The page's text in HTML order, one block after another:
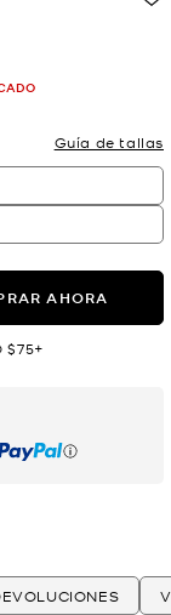
Guía de tallas
AHORA
$75+